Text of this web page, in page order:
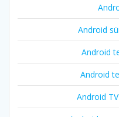
Android
Android
Android
Android